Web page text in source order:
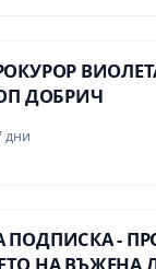
ДОБРИЧ
дни
ПОДПИСКА -